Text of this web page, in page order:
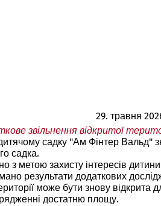
29. травня
звільнення відкритої
садку "Ам Фінтер Вальд"
садка.
з метою захисту інтересів
результати додаткових
може бути знову
достатню площу.